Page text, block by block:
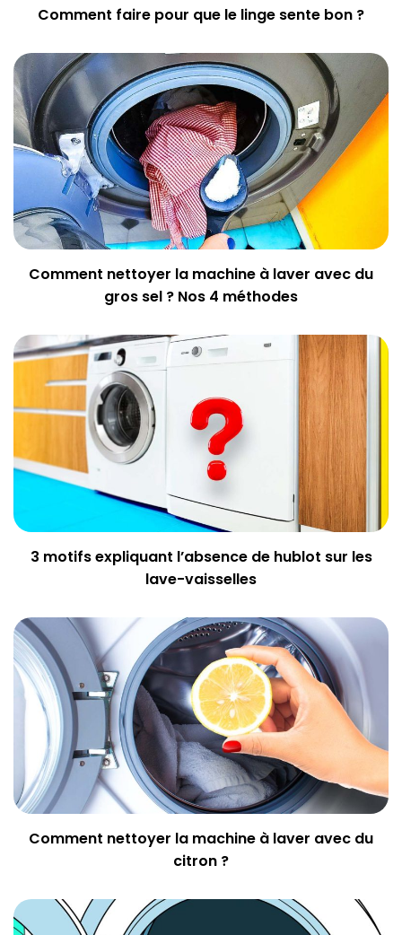
Comment faire pour que le linge sente bon ?
Comment nettoyer la machine à laver avec du
gros sel ? Nos 4 méthodes
3 motifs expliquant l’absence de hublot sur les
lave-vaisselles
Comment nettoyer la machine à laver avec du
citron ?